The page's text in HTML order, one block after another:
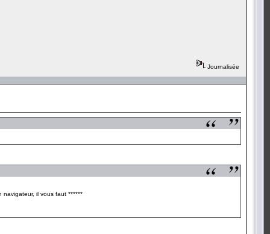
Journalisée
navigateur, il vous faut ******